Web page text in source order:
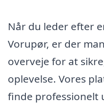
Når du leder efter
Vorupør, er der
overveje for at
oplevelse. Vores
finde professionelt